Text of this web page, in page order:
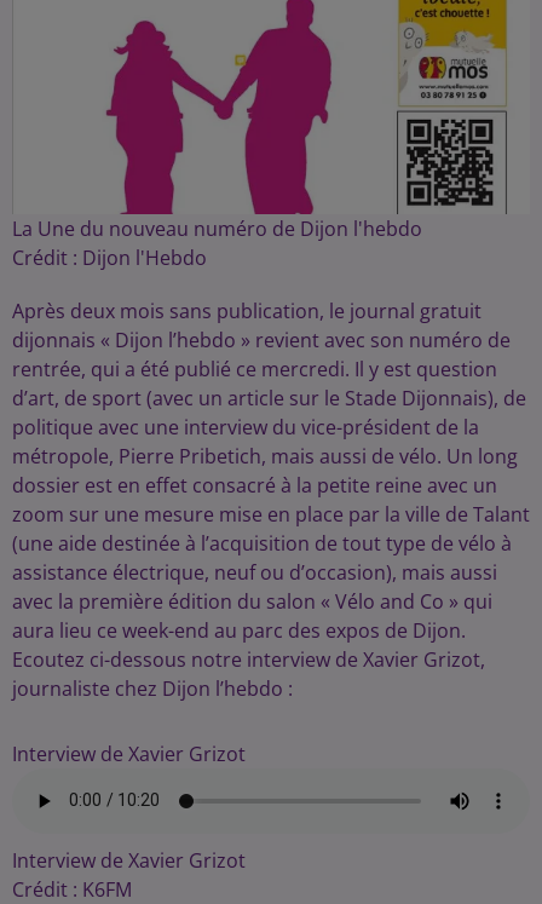
La Une du nouveau numéro de Dijon l'hebdo
Crédit : Dijon l'Hebdo
Après deux mois sans publication, le journal gratuit
dijonnais « Dijon l’hebdo » revient avec son numéro de
rentrée, qui a été publié ce mercredi. Il y est question
d’art, de sport (avec un article sur le Stade Dijonnais), de
politique avec une interview du vice-président de la
métropole, Pierre Pribetich, mais aussi de vélo. Un long
dossier est en effet consacré à la petite reine avec un
zoom sur une mesure mise en place par la ville de Talant
(une aide destinée à l’acquisition de tout type de vélo à
assistance électrique, neuf ou d’occasion), mais aussi
avec la première édition du salon « Vélo and Co » qui
aura lieu ce week-end au parc des expos de Dijon.
Ecoutez ci-dessous notre interview de Xavier Grizot,
journaliste chez Dijon l’hebdo :
Interview de Xavier Grizot
Interview de Xavier Grizot
Crédit : K6FM